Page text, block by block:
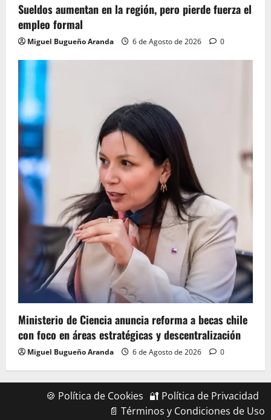
Sueldos aumentan en la región, pero pierde fuerza el
empleo formal
Miguel Bugueño Aranda 6 de Agosto de 2026 0
Ministerio de Ciencia anuncia reforma a becas chile
con foco en áreas estratégicas y descentralización
Miguel Bugueño Aranda 6 de Agosto de 2026 0
🍪 Política de Cookies 🔐 Política de Privacidad
📄 Términos y Condiciones de Uso